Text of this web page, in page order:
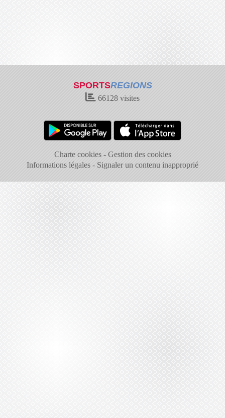
SPORTSREGIONS
66128 visites
Charte cookies
Gestion des cookies
Informations légales
Signaler un contenu inapproprié